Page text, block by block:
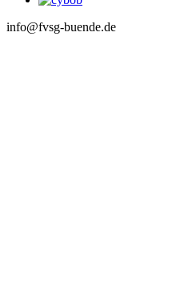
info@fvsg-buende.de